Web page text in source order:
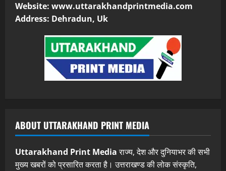
Website: www.uttarakhandprintmedia.com
Address: Dehradun, Uk
ABOUT UTTARAKHAND PRINT MEDIA
Uttarakhand Print Mediaराज्य, देश और दुनियाभर की सभी
मुख्य खबरों को प्रसारित करता है। उत्तराखण्ड की लोक संस्कृति,